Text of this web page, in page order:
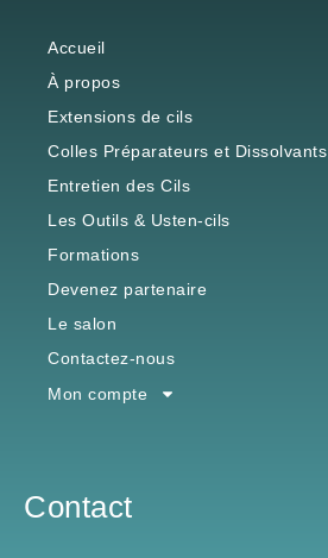
Accueil
À propos
Extensions de cils
Colles Préparateurs et Dissolvants
Entretien des Cils
Les Outils & Usten-cils
Formations
Devenez partenaire
Le salon
Contactez-nous
Mon compte
Contact